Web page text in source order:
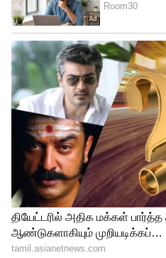
ஆழ்த்தியது. குஜராத்
ஆழ்ந்தனர். கிரிக்கெட்
சுதர்சன் அவுட்
அவுட் கொடுத்து
சாய் சுதர்சன்
சமூக
ரசிகர்கள் யுத்தமே